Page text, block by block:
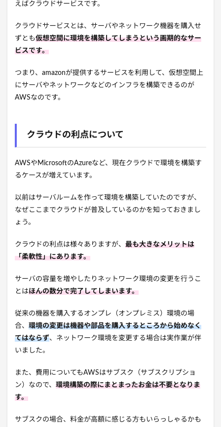
えばクラウドサービスです。
クラウドサービスとは、サーバやネットワーク機器を購入せ
ずとも仮想空間に環境を構築してしまうという画期的なサー
ビスです。
つまり、amazonが提供するサービスを利用して、仮想空間上
にサーバやネットワークなどのインフラを構築できるのが
AWSなのです。
クラウドの利点について
AWSやMicrosoftのAzureなど、現在クラウドで環境を構築す
るケースが増えています。
以前はサーバルームを作って環境を構築していたのですが、
なぜここまでクラウドが普及しているのかを知っておきまし
ょう。
クラウドの利点は様々ありますが、 最も大きなメリットは
「柔軟性」にあります。
サーバの容量を増やしたりネットワーク環境の変更を行うこ
とはほんの数分で完了してしまいます。
従来の機器を購入するオンプレ（オンプレミス）環境の場
合、 環境の変更は機器や部品を購入するところから始めなく
てはならず、ネットワーク環境を変更する場合は実作業が伴
いました。
また、費用についてもAWSはサブスク（サブスクリプショ
ン）なので、 環境構築の際にまとまったお金は不要となりま
す。
サブスクの場合、料金が高額に感じる方もいらっしゃるかも